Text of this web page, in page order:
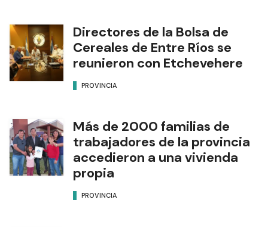
Directores de la Bolsa de
Cereales de Entre Ríos se
reunieron con Etchevehere
PROVINCIA
Más de 2000 familias de
trabajadores de la provincia
accedieron a una vivienda
propia
PROVINCIA